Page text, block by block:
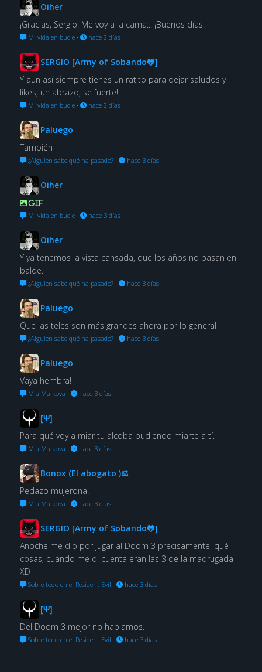
Oiher
¡Gracias, Sergio! Me voy a la cama... ¡Buenos días!
Mi vida en bucle· hace 2 días
SERGIO [Army of Sobando🐸]
Y aun así siempre tienes un ratito para dejar saludos y
likes, un abrazo, se fuerte!
Mi vida en bucle· hace 2 días
Paluego
También
¿Alguien sabe qué ha pasado?· hace 3 días
Oiher
GIF
Mi vida en bucle· hace 3 días
Oiher
Y ya tenemos la vista cansada, que los años no pasan en
balde.
¿Alguien sabe qué ha pasado?· hace 3 días
Paluego
Que las teles son más grandes ahora por lo general
¿Alguien sabe qué ha pasado?· hace 3 días
Paluego
Vaya hembra!
Mia Malkova · hace 3 días
[Ψ]
Para qué voy a miar tu alcoba pudiendo miarte a tí.
Mia Malkova · hace 3 días
Bonox (El abogato )⚖
Pedazo mujerona.
Mia Malkova · hace 3 días
SERGIO [Army of Sobando🐸]
Anoche me dio por jugar al Doom 3 precisamente, qué
cosas, cuando me di cuenta eran las 3 de la madrugada
XD
Sobre todo en el Resident Evil · hace 3 días
[Ψ]
Del Doom 3 mejor no hablamos.
Sobre todo en el Resident Evil · hace 3 días